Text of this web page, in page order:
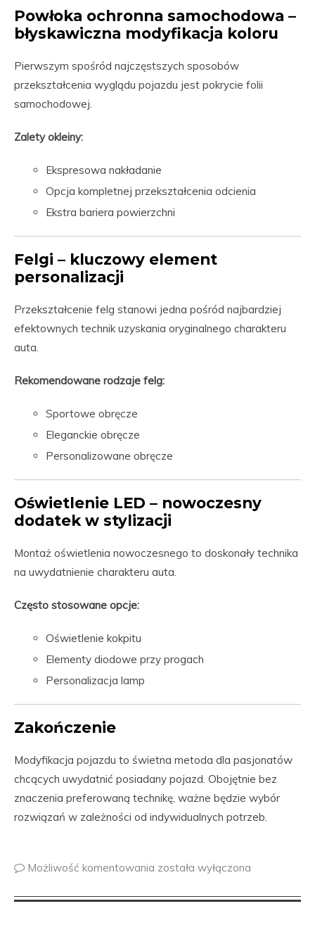
Powłoka ochronna samochodowa –
błyskawiczna modyfikacja koloru
Pierwszym spośród najczęstszych sposobów
przekształcenia wyglądu pojazdu jest pokrycie folii
samochodowej.
Zalety okleiny:
Ekspresowa nakładanie
Opcja kompletnej przekształcenia odcienia
Ekstra bariera powierzchni
Felgi – kluczowy element
personalizacji
Przekształcenie felg stanowi jedna pośród najbardziej
efektownych technik uzyskania oryginalnego charakteru
auta.
Rekomendowane rodzaje felg:
Sportowe obręcze
Eleganckie obręcze
Personalizowane obręcze
Oświetlenie LED – nowoczesny
dodatek w stylizacji
Montaż oświetlenia nowoczesnego to doskonały technika
na uwydatnienie charakteru auta.
Często stosowane opcje:
Oświetlenie kokpitu
Elementy diodowe przy progach
Personalizacja lamp
Zakończenie
Modyfikacja pojazdu to świetna metoda dla pasjonatów
chcących uwydatnić posiadany pojazd. Obojętnie bez
znaczenia preferowaną technikę, ważne będzie wybór
rozwiązań w zależności od indywidualnych potrzeb.
Możliwość komentowania została wyłączona